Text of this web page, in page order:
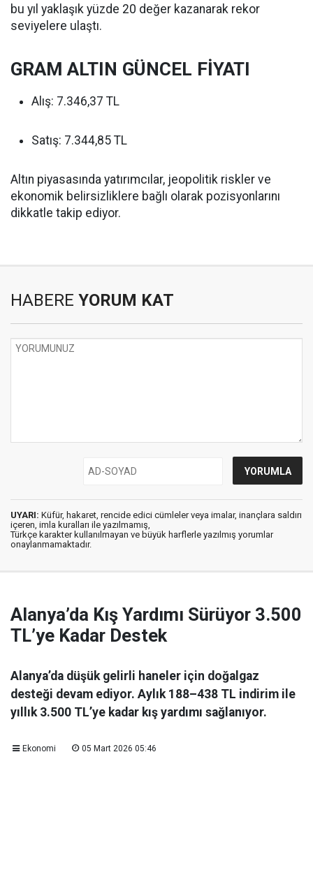
bu yıl yaklaşık yüzde 20 değer kazanarak rekor
seviyelere ulaştı.
GRAM ALTIN GÜNCEL FİYATI
Alış: 7.346,37 TL
Satış: 7.344,85 TL
Altın piyasasında yatırımcılar, jeopolitik riskler ve
ekonomik belirsizliklere bağlı olarak pozisyonlarını
dikkatle takip ediyor.
HABERE YORUM KAT
UYARI: Küfür, hakaret, rencide edici cümleler veya imalar, inançlara saldırı
içeren, imla kuralları ile yazılmamış,
Türkçe karakter kullanılmayan ve büyük harflerle yazılmış yorumlar
onaylanmamaktadır.
Alanya’da Kış Yardımı Sürüyor 3.500
TL’ye Kadar Destek
Alanya’da düşük gelirli haneler için doğalgaz
desteği devam ediyor. Aylık 188–438 TL indirim ile
yıllık 3.500 TL’ye kadar kış yardımı sağlanıyor.
Ekonomi 05 Mart 2026 05:46